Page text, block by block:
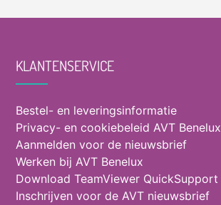
KLANTENSERVICE
Bestel- en leveringsinformatie
Privacy- en cookiebeleid AVT Benelux
Aanmelden voor de nieuwsbrief
Werken bij AVT Benelux
Download TeamViewer QuickSupport
Inschrijven voor de AVT nieuwsbrief